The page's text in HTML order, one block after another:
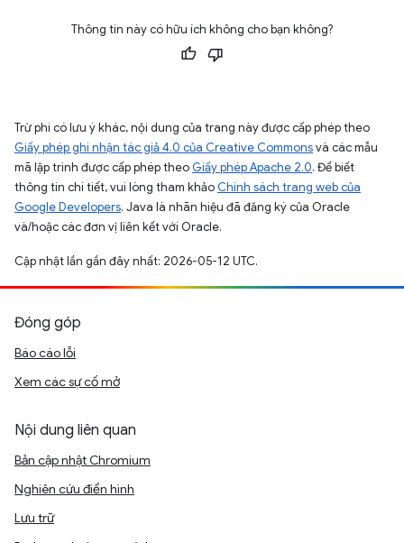
Thông tin này có hữu ích không cho bạn không?
Trừ phi có lưu ý khác, nội dung của trang này được cấp phép theo
Giấy phép ghi nhận tác giả 4.0 của Creative Commonsvà các mẫu
mã lập trình được cấp phép theo Giấy phép Apache 2.0. Để biết
thông tin chi tiết, vui lòng tham khảo Chính sách trang web của
Google Developers. Java là nhãn hiệu đã đăng ký của Oracle
và/hoặc các đơn vị liên kết với Oracle.
Cập nhật lần gần đây nhất: 2026-05-12 UTC.
Đóng góp
Báo cáo lỗi
Xem các sự cố mở
Nội dung liên quan
Bản cập nhật Chromium
Nghiên cứu điển hình
Lưu trữ